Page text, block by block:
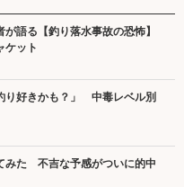
が語る【釣り落水事故の恐怖】
ケット
り好きかも？」 中毒レベル別
みた 不吉な予感がついに的中